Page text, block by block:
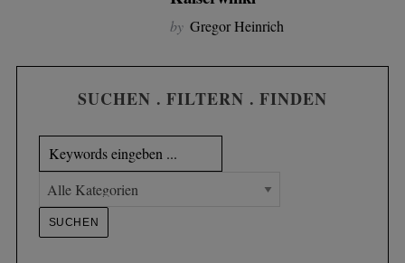
by Gregor Heinrich
SUCHEN . FILTERN . FINDEN